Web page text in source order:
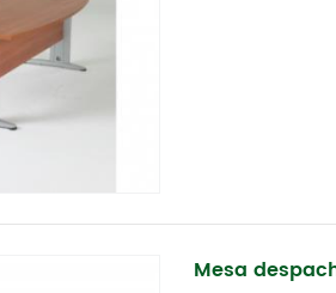
Mesa